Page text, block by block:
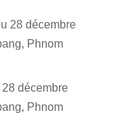
28 décembre
Phnom
décembre
Phnom